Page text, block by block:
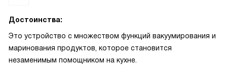
Достоинства:
Это устройство с множеством функций вакуумирования и
маринования продуктов, которое становится
незаменимым помощником на кухне.